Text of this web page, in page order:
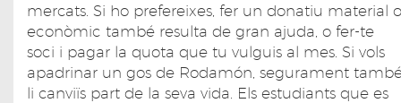
mercats. Si ho prefereixes, fer un donatiu material o
econòmic també resulta de gran ajuda, o fer-te
soci i pagar la quota que tu vulguis al mes. Si vols
apadrinar un gos de Rodamón, segurament
li canviïs part de la seva vida. Els estudiants que es